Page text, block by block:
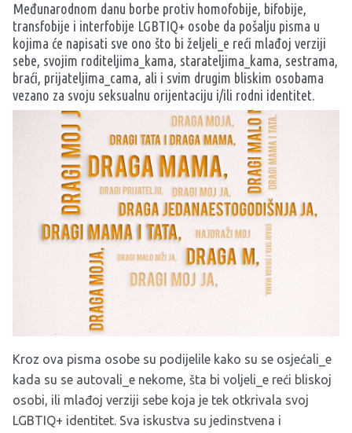
Međunarodnom danu borbe protiv homofobije, bifobije,
transfobije i interfobije LGBTIQ+ osobe da pošalju pisma u
kojima će napisati sve ono što bi željeli_e reći mlađoj verziji
sebe, svojim roditeljima_kama, starateljima_kama, sestrama,
braći, prijateljima_cama, ali i svim drugim bliskim osobama
vezano za svoju seksualnu orijentaciju i/ili rodni identitet.
Kroz ova pisma osobe su podijelile kako su se osjećali_e
kada su se autovali_e nekome, šta bi voljeli_e reći bliskoj
osobi, ili mlađoj verziji sebe koja je tek otkrivala svoj
LGBTIQ+ identitet. Sva iskustva su jedinstvena i